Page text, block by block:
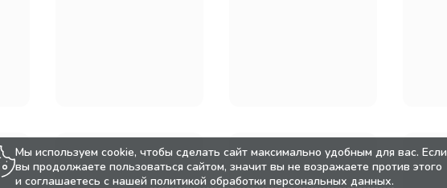
Мы используем cookie, чтобы сделать сайт максимально удобным для вас. Если
вы продолжаете пользоваться сайтом, значит вы не возражаете против этого
и соглашаетесь с нашей политикой обработки персональных данных.